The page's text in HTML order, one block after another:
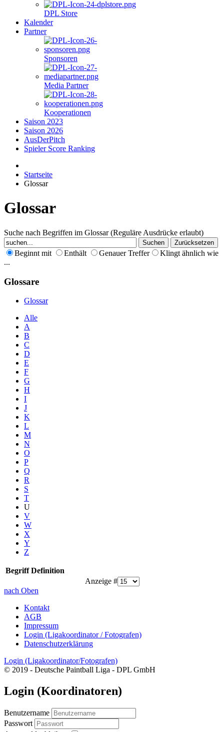
DPL Store
Kalender
Partner
Sponsoren
Media Partner
Kooperationen
Saison 2023
Saison 2026
AusDerPitch
Spieler Score Ranking
Startseite
Glossar
Glossar
Suche nach Begriffen im Glossar (Reguläre Ausdrücke erlaubt)
Beginnt mit Enthält Genauer Treffer
Klingt ähnlich wie
...
Glossare
Glossar
Alle
A
B
C
D
E
F
G
H
I
J
K
L
M
N
O
P
Q
R
S
T
U
V
W
X
Y
Z
Begriff Definition
Anzeige #
nach Oben
Kontakt
AGB
Impressum
Login (Ligakoordinator / Fotografen)
Datenschutzerklärung
Login (Ligakoordinator/Fotografen)
© 2019 - Deutsche Paintball Liga - DPL GmbH
Login (Koordinatoren)
Benutzername
Passwort